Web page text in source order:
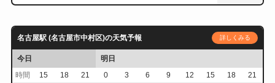
名古屋駅 (名古屋市中村区)の天気予報 詳しくみる
今日
明日
時間
15 18 21 0 3 6 9 12 15 18
21